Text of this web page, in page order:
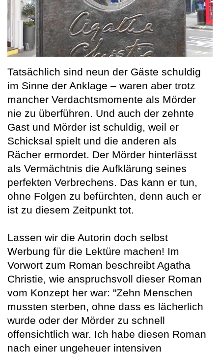
Tatsächlich sind neun der Gäste schuldig
im Sinne der Anklage – waren aber trotz
mancher Verdachtsmomente als Mörder
nie zu überführen. Und auch der zehnte
Gast und Mörder ist schuldig, weil er
Schicksal spielt und die anderen als
Rächer ermordet. Der Mörder hinterlässt
als Vermächtnis die Aufklärung seines
perfekten Verbrechens. Das kann er tun,
ohne Folgen zu befürchten, denn auch er
ist zu diesem Zeitpunkt tot.
Lassen wir die Autorin doch selbst
Werbung für die Lektüre machen! Im
Vorwort zum Roman beschreibt Agatha
Christie, wie anspruchsvoll dieser Roman
vom Konzept her war: "Zehn Menschen
mussten sterben, ohne dass es lächerlich
wurde oder der Mörder zu schnell
offensichtlich war. Ich habe diesen Roman
nach einer ungeheuer intensiven